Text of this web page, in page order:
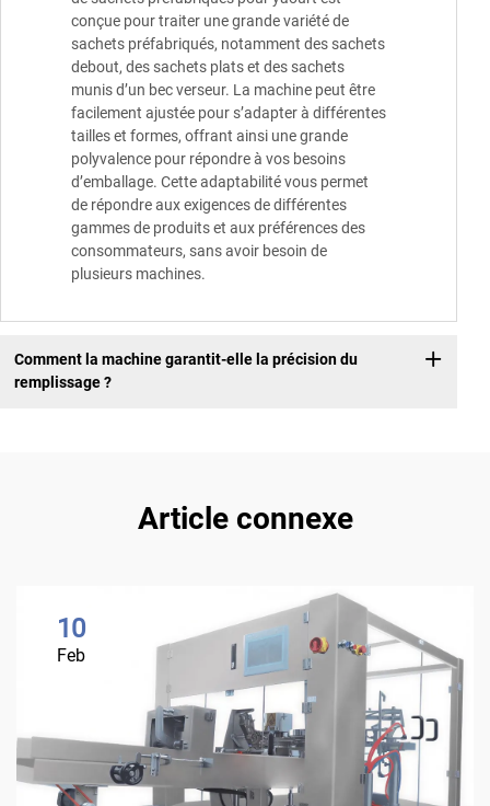
conçue pour traiter une grande variété de
sachets préfabriqués, notamment des sachets
debout, des sachets plats et des sachets
munis d’un bec verseur. La machine peut être
facilement ajustée pour s’adapter à différentes
tailles et formes, offrant ainsi une grande
polyvalence pour répondre à vos besoins
d’emballage. Cette adaptabilité vous permet
de répondre aux exigences de différentes
gammes de produits et aux préférences des
consommateurs, sans avoir besoin de
plusieurs machines.
Comment la machine garantit-elle la précision du
remplissage ?
Article connexe
10
Feb